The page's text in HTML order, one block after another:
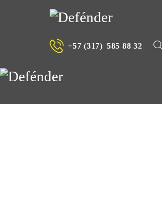
+57 (317) 585 88 32